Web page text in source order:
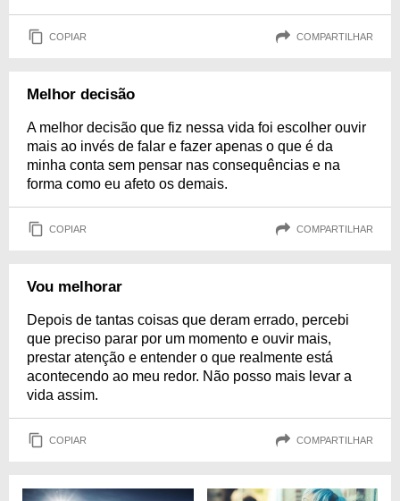
COPIAR COMPARTILHAR
Melhor decisão
A melhor decisão que fiz nessa vida foi escolher ouvir
mais ao invés de falar e fazer apenas o que é da
minha conta sem pensar nas consequências e na
forma como eu afeto os demais.
COPIAR COMPARTILHAR
Vou melhorar
Depois de tantas coisas que deram errado, percebi
que preciso parar por um momento e ouvir mais,
prestar atenção e entender o que realmente está
acontecendo ao meu redor. Não posso mais levar a
vida assim.
COPIAR COMPARTILHAR